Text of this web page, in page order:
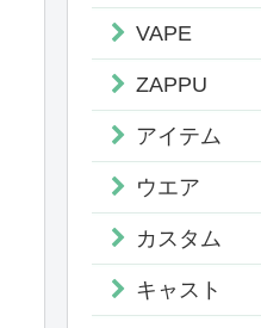
VAPE
ZAPPU
アイテム
ウエア
カスタム
キャスト